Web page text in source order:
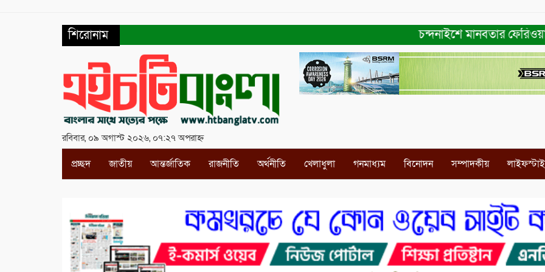
শিরোনাম চন্দনাইশে মানবতার ফেরিওয়ালা
রবিবার, ০৯ অগাস্ট ২০২৬, ০৭:২৭ অপরাহ্ন
প্রচ্ছদ জাতীয় আন্তর্জাতিক রাজনীতি অর্থনীতি খেলাধুলা গনমাধ্যম বিনোদন সম্পাদকীয়